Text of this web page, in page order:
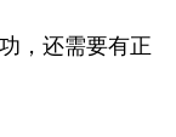
，还需要有正